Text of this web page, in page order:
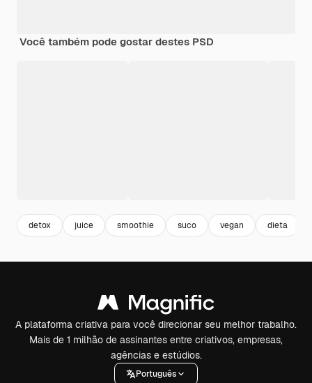
Você também pode gostar destes PSD
detox juice smoothie suco vegan dieta
A plataforma criativa para você direcionar seu melhor trabalho.
Mais de 1 milhão de assinantes entre criativos, empresas,
agências e estúdios.
Português